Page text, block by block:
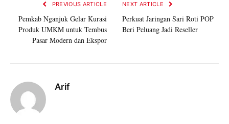
PREVIOUS ARTICLE
Pemkab Nganjuk Gelar Kurasi
Produk UMKM untuk Tembus
Pasar Modern dan Ekspor
NEXT ARTICLE
Perkuat Jaringan Sari Roti POP
Beri Peluang Jadi Reseller
Arif